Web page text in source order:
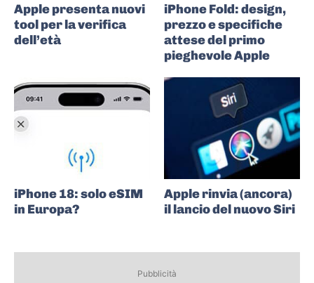
Apple presenta nuovi
tool per la verifica
dell’età
iPhone Fold: design,
prezzo e specifiche
attese del primo
pieghevole Apple
iPhone 18: solo eSIM
in Europa?
Apple rinvia (ancora)
il lancio del nuovo Siri
Pubblicità